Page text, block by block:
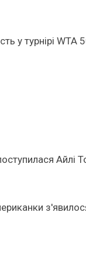
у турнірі WTA
Айлі